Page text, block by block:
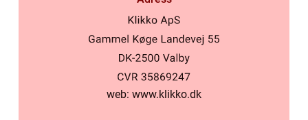
web: www.klikko.dk